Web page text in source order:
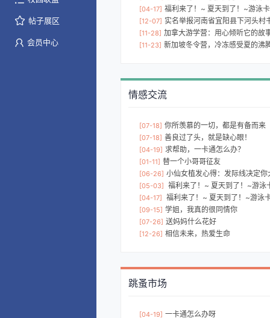
帖子展区
会员中心
[04-17] 福利来了！~ 夏天到了！~游泳卡
[12-07] 实名举报河南省宜阳县下河头村
[11-28] 加拿大游学营：用心倾听它的故
[11-23] 新加坡冬令营，冷冻感受夏的沸
情感交流
[07-18] 你所羡慕的一切，都是有备而来
[07-18] 善良过了头，就是缺心眼！
[04-19] 求帮助，一卡通怎么办？
[01-11] 替一个小哥哥征友
[06-26] 小仙女植发心得：发际线决定
[05-03] 福利来了！~ 夏天到了！~游泳卡便
[04-17] 福利来了！~ 夏天到了！~游泳卡
[09-15] 学姐，我真的很同情你
[07-26] 送妈妈什么花好
[12-26] 相信未来，热爱生命
跳蚤市场
[04-19] 一卡通怎么办呀